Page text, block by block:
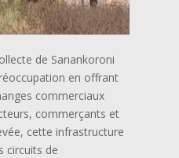
de Sanankoroni
en offrant
commerciaux
commerçants et
cette infrastructure
circuits de